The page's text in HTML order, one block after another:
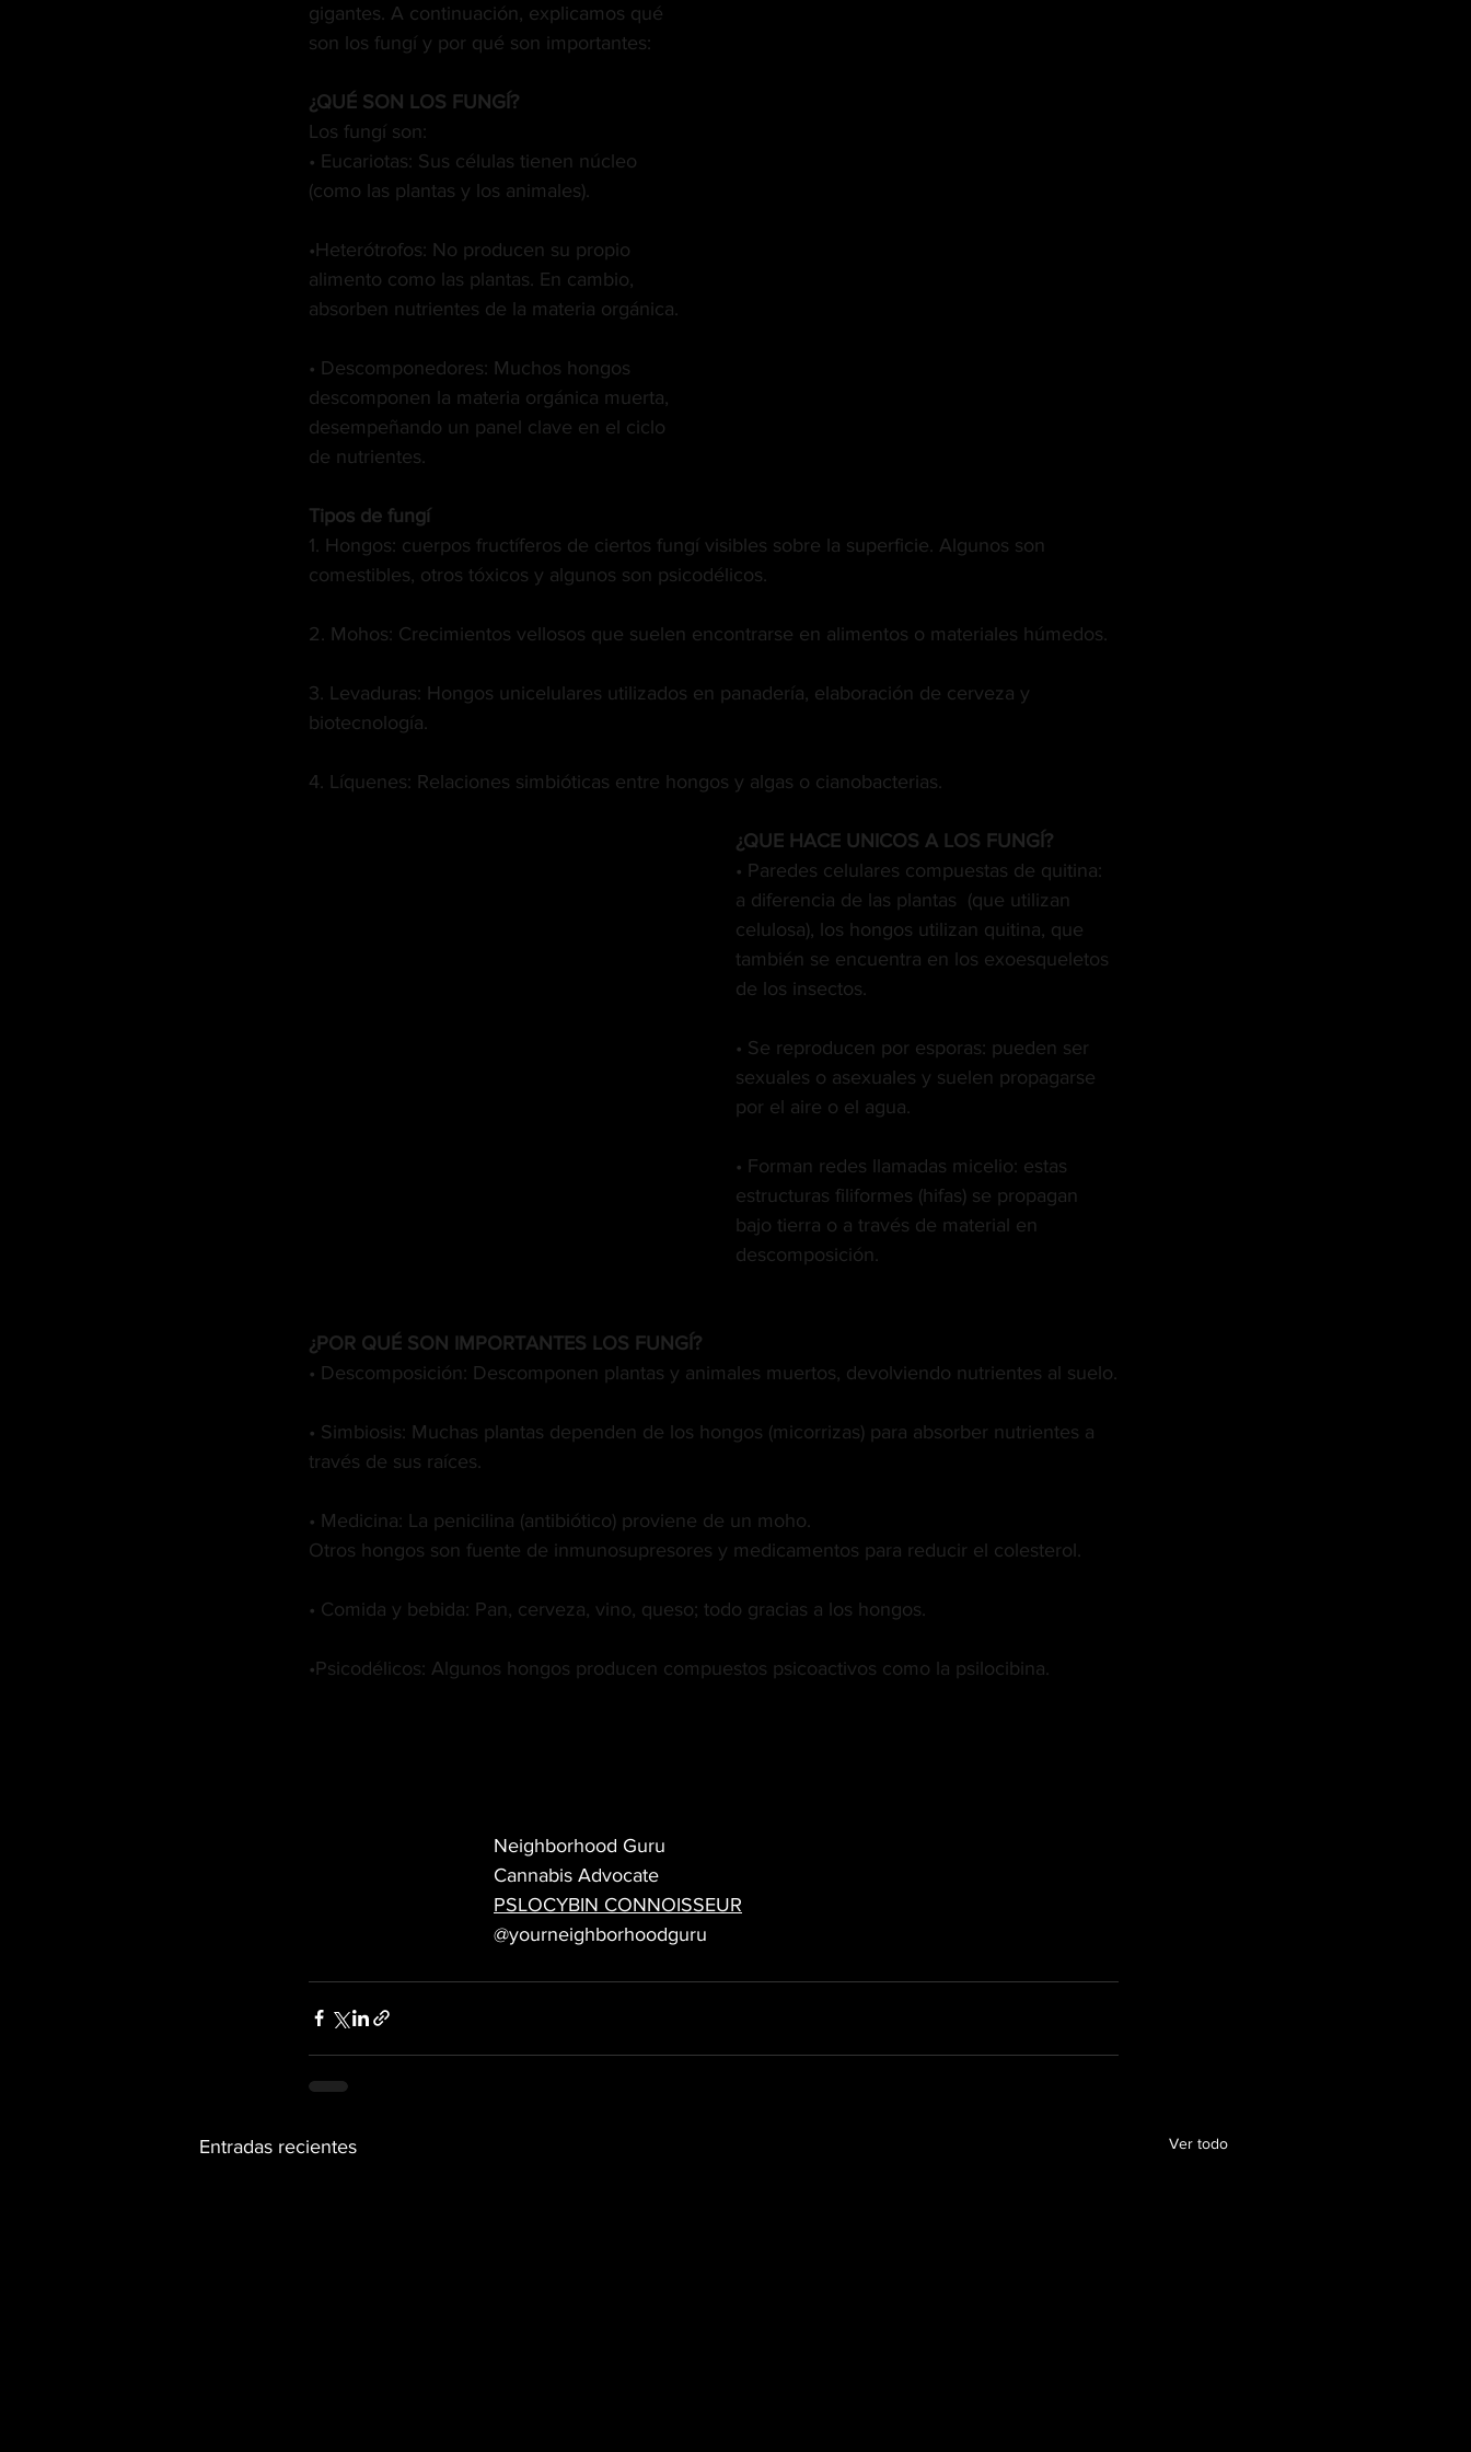
MÚSICA PET PAWS CINEMA TWIST
GREEN TIPS HIGH LIGHTS
CANNA GLAMOUR
gigantes. A continuación, explicamos qué
son los fungí y por qué son importantes:
¿QUÉ SON LOS FUNGÍ?
Los fungí son:
• Eucariotas: Sus células tienen núcleo
(como las plantas y los animales).
•Heterótrofos: No producen su propio
alimento como las plantas. En cambio,
absorben nutrientes de la materia orgánica.
• Descomponedores: Muchos hongos
descomponen la materia orgánica muerta,
desempeñando un panel clave en el ciclo
de nutrientes.
Tipos de fungí
1. Hongos: cuerpos fructíferos de ciertos fungí visibles sobre la superficie. Algunos son
comestibles, otros tóxicos y algunos son psicodélicos.
2. Mohos: Crecimientos vellosos que suelen encontrarse en alimentos o materiales húmedos.
3. Levaduras: Hongos unicelulares utilizados en panadería, elaboración de cerveza y
biotecnología.
4. Líquenes: Relaciones simbióticas entre hongos y algas o cianobacterias.
¿QUE HACE UNICOS A LOS FUNGÍ?
• Paredes celulares compuestas de quitina:
a diferencia de las plantas  (que utilizan
celulosa), los hongos utilizan quitina, que
también se encuentra en los exoesqueletos
de los insectos.
• Se reproducen por esporas: pueden ser
sexuales o asexuales y suelen propagarse
por el aire o el agua.
• Forman redes llamadas micelio: estas
estructuras filiformes (hifas) se propagan
bajo tierra o a través de material en
descomposición.
¿POR QUÉ SON IMPORTANTES LOS FUNGÍ?
• Descomposición: Descomponen plantas y animales muertos, devolviendo nutrientes al suelo.
• Simbiosis: Muchas plantas dependen de los hongos (micorrizas) para absorber nutrientes a
través de sus raíces.
• Medicina: La penicilina (antibiótico) proviene de un moho.
Otros hongos son fuente de inmunosupresores y medicamentos para reducir el colesterol.
• Comida y bebida: Pan, cerveza, vino, queso; todo gracias a los hongos.
•Psicodélicos: Algunos hongos producen compuestos psicoactivos como la psilocibina.
Neighborhood Guru
Cannabis Advocate
PSLOCYBIN CONNOISSEUR
@yourneighborhoodguru
Entradas recientes Ver todo